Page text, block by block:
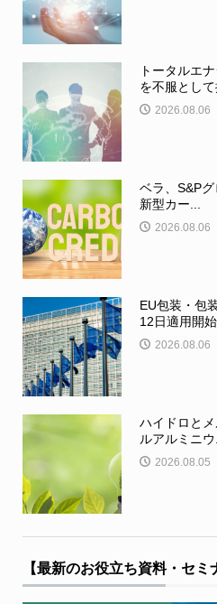
トータルエ
を不服とし
2026.08.06
ベラ、S&P
新型カー...
2026.08.06
EU包装・包
12日適用開
2026.08.06
ハイドロと
ルアルミニウ
2026.08.05
【最新のお役立ち資料・セミ